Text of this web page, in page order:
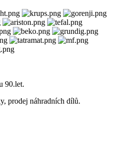
90.let.
prodej náhradních dílů.